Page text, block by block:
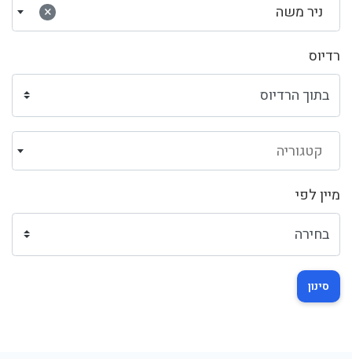
× ניר משה
רדיוס
קטגוריה
מיין לפי
סינון